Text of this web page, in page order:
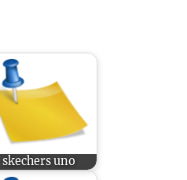
skechers uno